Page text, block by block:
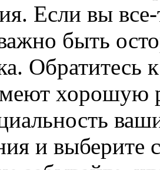
Если вы
быть
Обратитесь
хорошую
и выберите